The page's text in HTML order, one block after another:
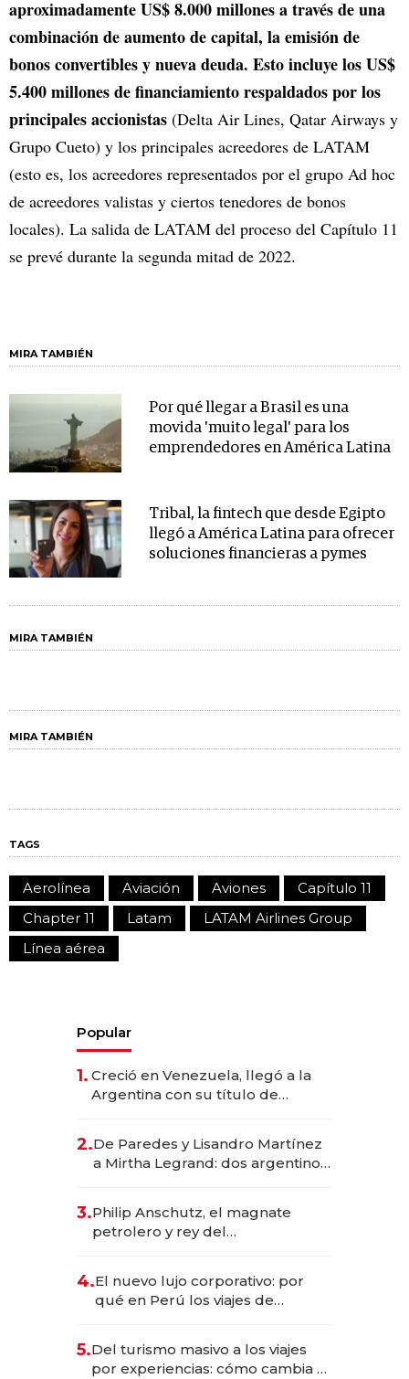
aproximadamente US$ 8.000 millones a través de una
combinación de aumento de capital, la emisión de
bonos convertibles y nueva deuda. Esto incluye los US$
5.400 millones de financiamiento respaldados por los
principales accionistas (Delta Air Lines, Qatar Airways y
Grupo Cueto) y los principales acreedores de LATAM
(esto es, los acreedores representados por el grupo Ad hoc
de acreedores valistas y ciertos tenedores de bonos
locales). La salida de LATAM del proceso del Capítulo 11
se prevé durante la segunda mitad de 2022.
MIRA TAMBIÉN
Por qué llegar a Brasil es una
movida 'muito legal' para los
emprendedores en América Latina
Tribal, la fintech que desde Egipto
llegó a América Latina para ofrecer
soluciones financieras a pymes
MIRA TAMBIÉN
MIRA TAMBIÉN
TAGS
Aerolínea Aviación Aviones
Capítulo 11
Chapter 11
Latam
LATAM Airlines Group
Línea aérea
Popular
1. Creció en Venezuela, llegó a la
Argentina con su título de
las marcas "fast premium"
2.De Paredes y Lisandro Martínez
a Mirtha Legrand: dos argentinos
3.Philip Anschutz, el magnate
petrolero y rey del
Fénix
4.El nuevo lujo corporativo: por
qué en Perú los viajes de
transformadoras
5.Del turismo masivo a los viajes
por experiencias: cómo cambia el